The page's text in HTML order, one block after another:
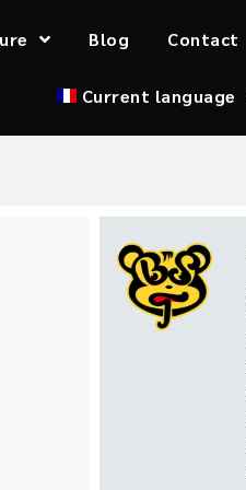
Blog Contact
Current language